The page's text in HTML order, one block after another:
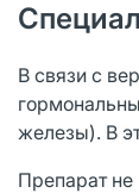
В связи с
железы). В
Препарат не